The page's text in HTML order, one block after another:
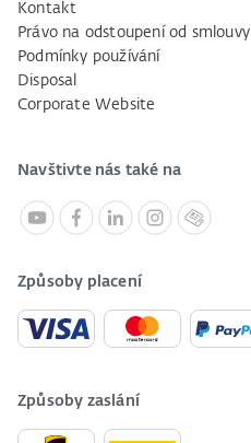
Kontakt
Právo na odstoupení od smlouvy
Podmínky používání
Disposal
Corporate Website
Navštivte nás také na
Způsoby placení
Způsoby zaslání